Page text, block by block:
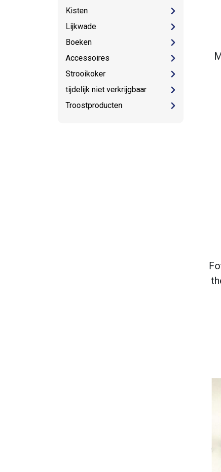
Kisten
Lijkwade
Boeken
Accessoires
Strooikoker
tijdelijk niet verkrijgbaar
Troostproducten